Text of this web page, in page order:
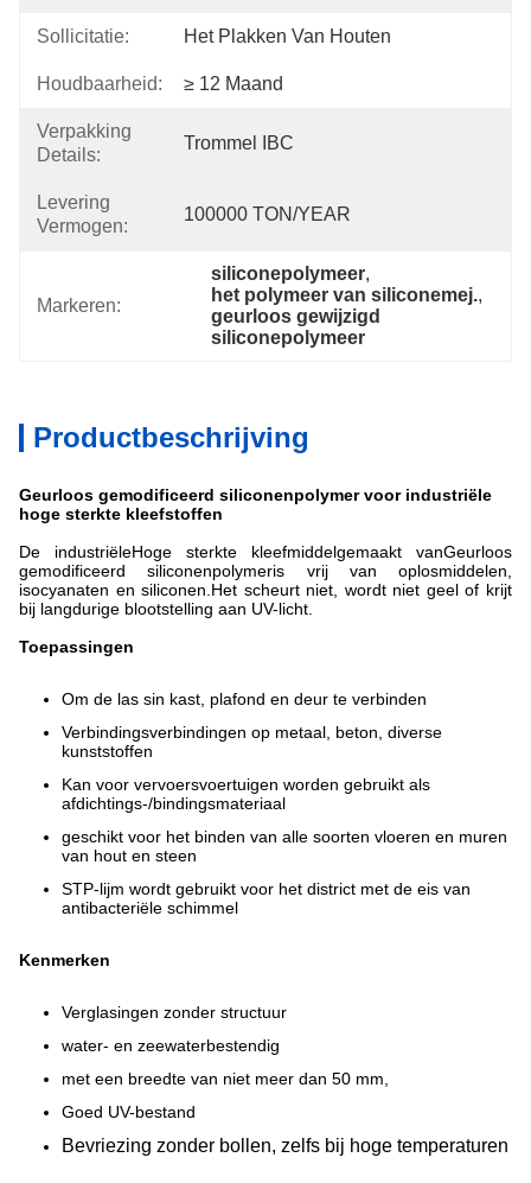
Sollicitatie: Het Plakken Van Houten
Houdbaarheid: ≥ 12 Maand
Verpakking
Details:
Trommel IBC
Levering
Vermogen:
100000 TON/YEAR
Markeren:
siliconepolymeer,
het polymeer van siliconemej.,
geurloos gewijzigd
siliconepolymeer
Productbeschrijving
Geurloos gemodificeerd siliconenpolymer voor industriële
hoge sterkte kleefstoffen
De industriëleHoge sterkte kleefmiddelgemaakt vanGeurloos
gemodificeerd siliconenpolymeris vrij van oplosmiddelen,
isocyanaten en siliconen. Het scheurt niet, wordt niet geel of krijt
bij langdurige blootstelling aan UV-licht.
Toepassingen
Om de las sin kast, plafond en deur te verbinden
Verbindingsverbindingen op metaal, beton, diverse
kunststoffen
Kan voor vervoersvoertuigen worden gebruikt als
afdichtings-/bindingsmateriaal
geschikt voor het binden van alle soorten vloeren en muren
van hout en steen
STP-lijm wordt gebruikt voor het district met de eis van
antibacteriële schimmel
Kenmerken
Verglasingen zonder structuur
water- en zeewaterbestendig
met een breedte van niet meer dan 50 mm,
Goed UV-bestand
Bevriezing zonder bollen, zelfs bij hoge temperaturen